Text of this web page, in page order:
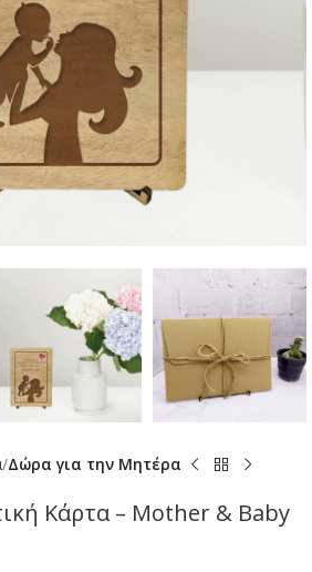
Δώρα για την Μητέρα
Κάρτα – Mother & Baby